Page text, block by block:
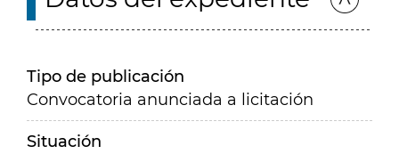
Tipo de publicación
Convocatoria anunciada a licitación
Situación